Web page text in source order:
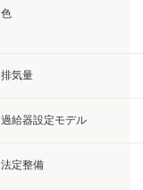
色
排気量
過給器設定モデル
法定整備